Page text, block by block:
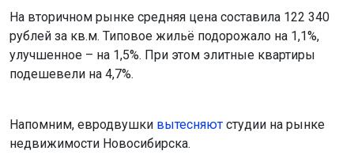
На вторичном рынке средняя цена составила 122 340
рублей за кв.м. Типовое жильё подорожало на 1,1%,
улучшенное – на 1,5%. При этом элитные квартиры
подешевели на 4,7%.
Напомним, евродвушки вытесняют студии на рынке
недвижимости Новосибирска.